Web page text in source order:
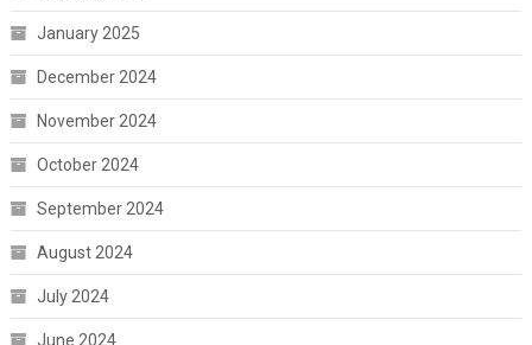
January 2025
December 2024
November 2024
October 2024
September 2024
August 2024
July 2024
June 2024